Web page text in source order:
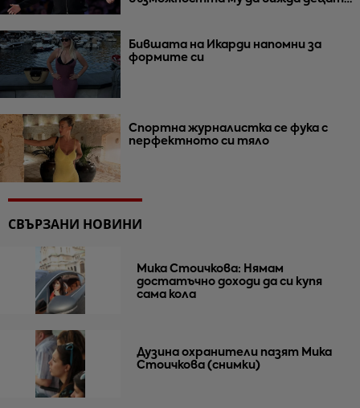
Бившата на Икарди напомни за
формите си
Спортна журналистка се фука с
перфектното си тяло
СВЪРЗАНИ НОВИНИ
Мика Стоичкова: Нямам
достатъчно доходи да си купя
сама кола
Дузина охранители пазят Мика
Стоичкова (снимки)